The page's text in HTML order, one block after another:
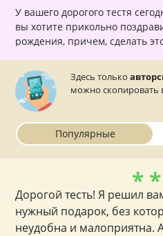
У вашего дорогого тестя
вы хотите прикольно
рождения, причем, сделать это в прозе, то
Здесь только
можно скопировать
Популярные
*
Дорогой тесть! Я решил
нужный подарок, без
неудобна и малоприятна.